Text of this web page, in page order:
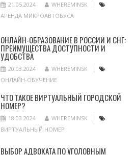
21.05.2024
WHEREMINSK
АРЕНДА МИКРОАВТОБУСА
ОНЛАЙН-ОБРАЗОВАНИЕ В РОССИИ И СНГ:
ПРЕИМУЩЕСТВА ДОСТУПНОСТИ И
УДОБСТВА
20.03.2024
WHEREMINSK
ОНЛАЙН-ОБУЧЕНИЕ
ЧТО ТАКОЕ ВИРТУАЛЬНЫЙ ГОРОДСКОЙ
НОМЕР?
18.03.2024
WHEREMINSK
ВИРТУАЛЬНЫЙ НОМЕР
ВЫБОР АДВОКАТА ПО УГОЛОВНЫМ